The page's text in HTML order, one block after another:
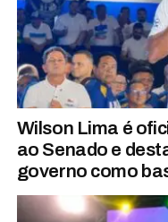
Wilson Lima é
ao Senado e
governo como